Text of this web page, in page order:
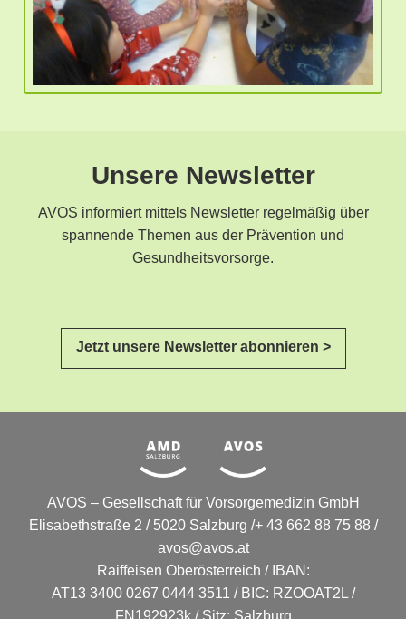
Unsere Newsletter
AVOS informiert mittels Newsletter regelmäßig über
spannende Themen aus der Prävention und
Gesundheitsvorsorge.
Jetzt unsere Newsletter abonnieren >
AVOS – Gesellschaft für Vorsorgemedizin GmbH
Elisabethstraße 2 / 5020 Salzburg /+ 43 662 88 75 88 /
avos@avos.at
Raiffeisen Oberösterreich / IBAN:
AT13 3400 0267 0444 3511 / BIC: RZOOAT2L /